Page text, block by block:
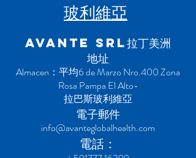
玻利維亞
AVANTE SRL拉丁美洲
地址
Almacen：平均6 de Marzo Nro.400 Zona
Rosa Pampa El Alto-
拉巴斯玻利維亞
電子郵件
info@avanteglobalhealth.com
電話：